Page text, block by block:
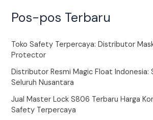
Pos-pos Terbaru
Toko Safety Terpercaya: Distributor
Protector
Distributor Resmi Magic Float Indonesia:
Seluruh Nusantara
Jual Master Lock S806 Terbaru Harga
Safety Terpercaya